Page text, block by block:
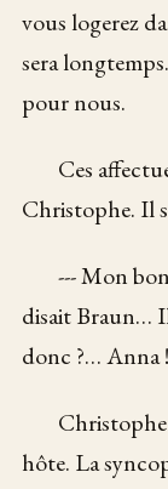
vous logerez
sera
pour nous.
Ces
Christophe. Il
--- Mon
disait Braun…
donc ?… Anna
Christophe
hôte. La